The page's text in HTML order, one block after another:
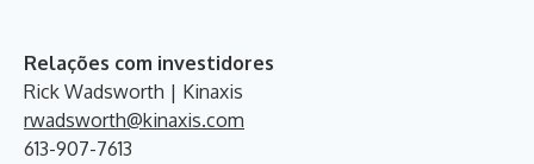
Relações com investidores
Rick Wadsworth | Kinaxis
rwadsworth@kinaxis.com
613-907-7613